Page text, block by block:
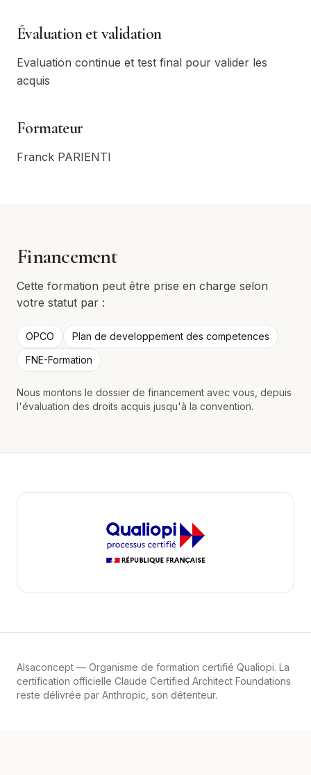
Évaluation et validation
Evaluation continue et test final pour valider les
acquis
Formateur
Franck PARIENTI
Financement
Cette formation peut être prise en charge selon
votre statut par :
OPCO
Plan de developpement des competences
FNE-Formation
Nous montons le dossier de financement avec vous, depuis
l'évaluation des droits acquis jusqu'à la convention.
Alsaconcept — Organisme de formation certifié Qualiopi. La
certification officielle Claude Certified Architect Foundations
reste délivrée par Anthropic, son détenteur.